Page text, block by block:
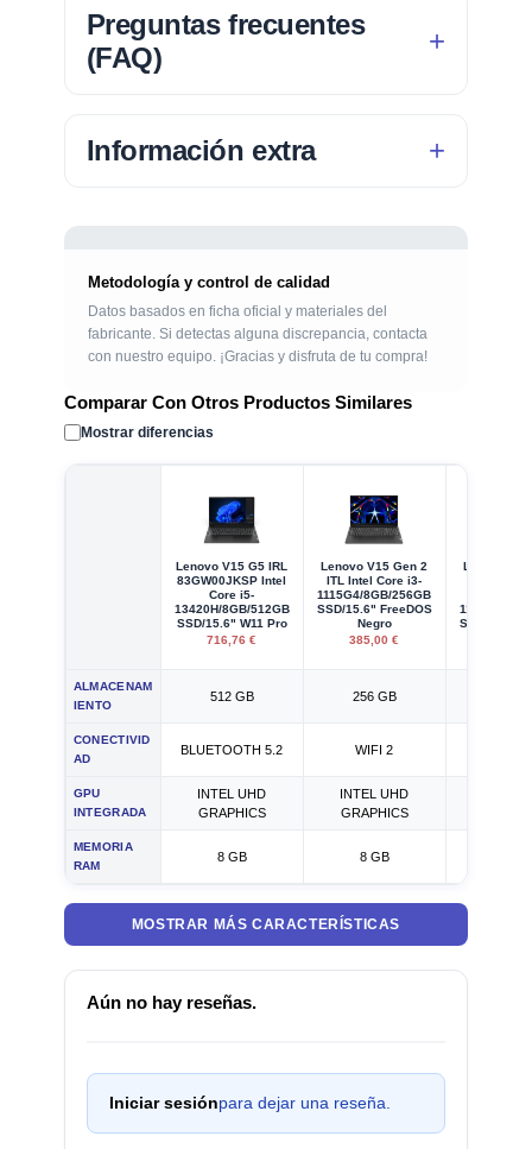
Preguntas frecuentes
(FAQ)
Información extra
Metodología y control de calidad
Datos basados en ficha oficial y materiales del
fabricante. Si detectas alguna discrepancia, contacta
con nuestro equipo. ¡Gracias y disfruta de tu compra!
Comparar Con Otros Productos Similares
Mostrar diferencias
Lenovo V15 G5 IRL
83GW00JKSP Intel
Core i5-
13420H/8GB/512GB
SSD/15.6" W11 Pro
716,76 €
Lenovo V15 Gen 2
ITL Intel Core i3-
1115G4/8GB/256GB
SSD/15.6" FreeDOS
Negro
385,00 €
Lenovo
1115G4/
SSD/15.6"
ALMACENAM
IENTO
512 GB 256 GB
CONECTIVID
AD
BLUETOOTH 5.2 WIFI 2
GPU
INTEGRADA
INTEL UHD
GRAPHICS
INTEL UHD
GRAPHICS
MEMORIA
RAM
8 GB 8 GB
MOSTRAR MÁS CARACTERÍSTICAS
Aún no hay reseñas.
Iniciar sesiónpara dejar una reseña.